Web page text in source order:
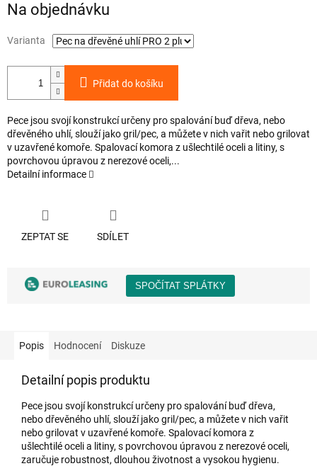
cena:
Na objednávku
Varianta
Přidat do košíku
Pece jsou svojí konstrukcí určeny pro spalování buď dřeva, nebo
dřevěného uhlí, slouží jako gril/pec, a můžete v nich vařit nebo grilovat
v uzavřené komoře. Spalovací komora z ušlechtilé oceli a litiny, s
povrchovou úpravou z nerezové oceli,...
Detailní informace
ZEPTAT SE SDÍLET
Popis Hodnocení Diskuze
Detailní popis produktu
Pece jsou svojí konstrukcí určeny pro spalování buď dřeva,
nebo dřevěného uhlí, slouží jako gril/pec, a můžete v nich vařit
nebo grilovat v uzavřené komoře. Spalovací komora z
ušlechtilé oceli a litiny, s povrchovou úpravou z nerezové oceli,
zaručuje robustnost, dlouhou životnost a vysokou hygienu.